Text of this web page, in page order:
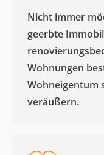
Nicht immer
geerbte
Wohnungen
Wohneigentum
veräußern. ​